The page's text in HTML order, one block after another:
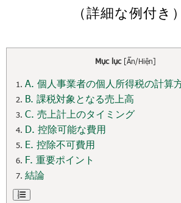
（詳細な例付き
Mục lục [Ẩn/Hiện]
A. 個人事業者の個人所得税の計算
B. 課税対象となる売上高
C. 売上計上のタイミング
D. 控除可能な費用
E. 控除不可費用
F. 重要ポイント
結論